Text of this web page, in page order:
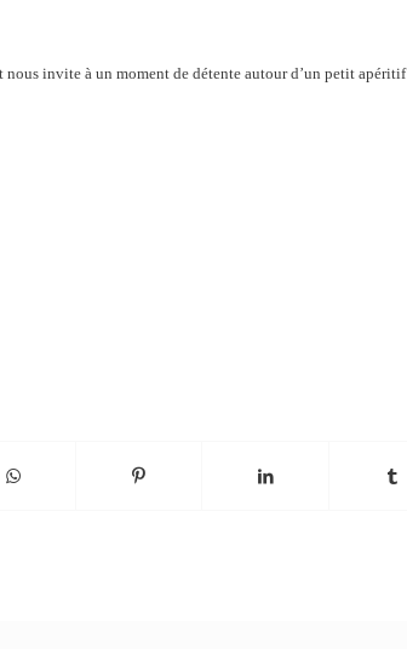
invite à un moment de détente autour d’un petit